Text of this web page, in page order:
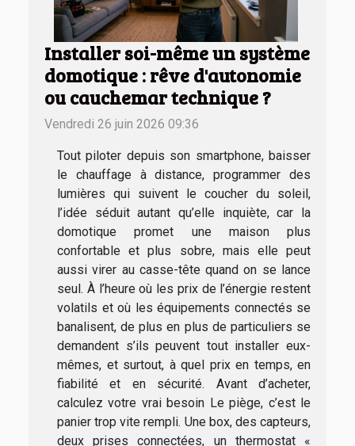
Installer soi-même un système
domotique : rêve d'autonomie
ou cauchemar technique ?
Vendredi 26 juin 2026 09:36
Tout piloter depuis son smartphone, baisser
le chauffage à distance, programmer des
lumières qui suivent le coucher du soleil,
l’idée séduit autant qu’elle inquiète, car la
domotique promet une maison plus
confortable et plus sobre, mais elle peut
aussi virer au casse-tête quand on se lance
seul. À l’heure où les prix de l’énergie restent
volatils et où les équipements connectés se
banalisent, de plus en plus de particuliers se
demandent s’ils peuvent tout installer eux-
mêmes, et surtout, à quel prix en temps, en
fiabilité et en sécurité. Avant d’acheter,
calculez votre vrai besoin Le piège, c’est le
panier trop vite rempli. Une box, des capteurs,
deux prises connectées, un thermostat «